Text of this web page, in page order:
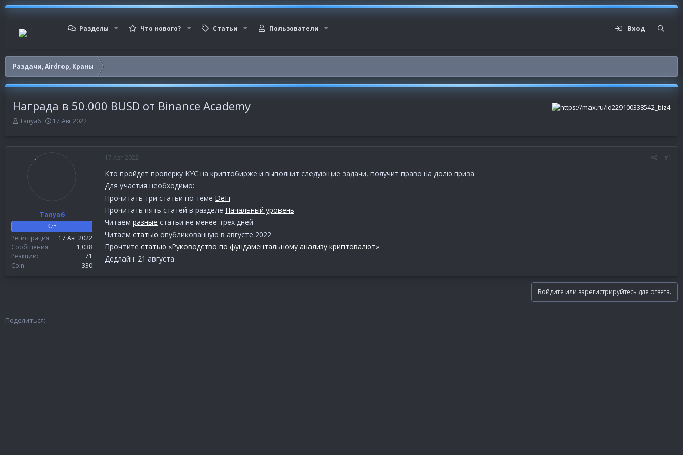
Разделы Что нового? Статьи Пользователи Вход
Раздачи, Airdrop, Краны
Награда в 50.000 BUSD от Binance Academy
А
о
Tanya6
Д
а
17 Авг 2022
Tanya6
Кит
Регистрация
17 Авг 2022
Сообщения
1,038
Реакции
71
Coin
330
17 Авг 2022 #1
Кто пройдет проверку KYC на криптобирже и выполнит следующие задачи, получит право на долю приза
Для участия необходимо:
Прочитать три статьи по теме DeFi
Прочитать пять статей в разделе Начальный уровень
Читаем разные статьи не менее трех дней
Читаем статью опубликованную в августе 2022
Прочтите статью «Руководство по фундаментальному анализу криптовалют»
Дедлайн: 21 августа
Войдите или зарегистрируйтесь для ответа.
Поделиться: